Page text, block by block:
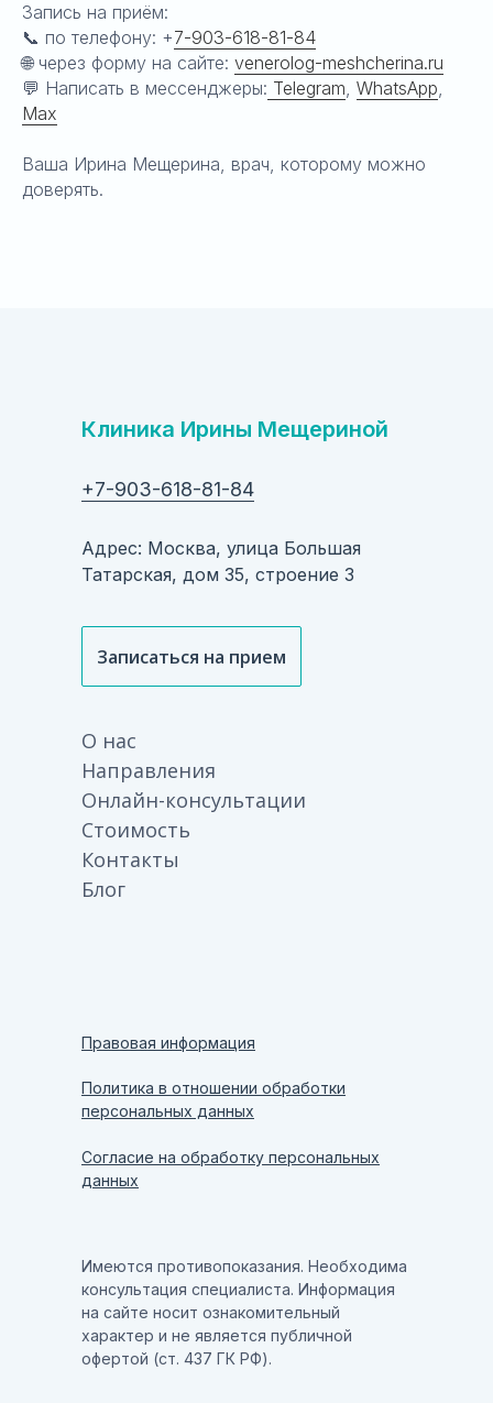
Запись на приём:
📞 по телефону: +7-903-618-81-84
🌐 через форму на сайте: venerolog-meshcherina.ru
💬 Написать в мессенджеры: Telegram, WhatsApp,
Max
Ваша Ирина Мещерина, врач, которому можно
доверять.
Клиника Ирины Мещериной
Адрес: Москва, улица Большая
Татарская, дом 35, строение 3
Политика в отношении обработки
персональных данных
Правовая информация
Согласие на обработку персональных
данных
+7-903-618-81-84
Записаться на прием
О нас
Направления
Онлайн-консультации
Стоимость
Контакты
Блог
Имеются противопоказания. Необходима
консультация специалиста. Информация
на сайте носит ознакомительный
характер и не является публичной
офертой (ст. 437 ГК РФ).